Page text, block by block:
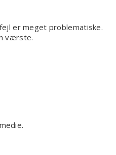
er meget problematiske.
værste.